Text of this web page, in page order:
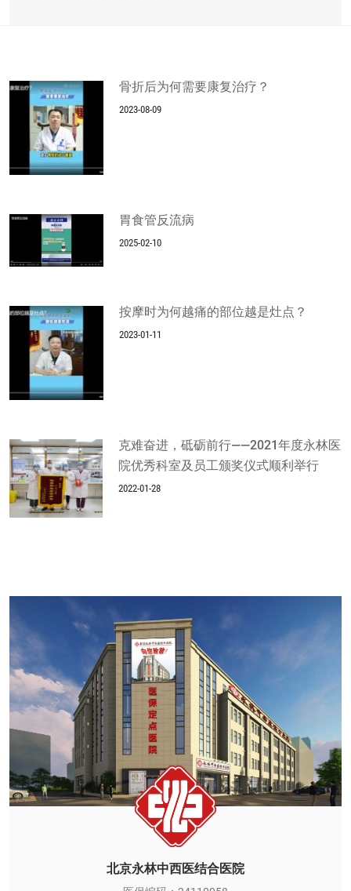
骨折后为何需要康复治疗？
2023-08-09
胃食管反流病
2025-02-10
按摩时为何越痛的部位越是灶点？
2023-01-11
克难奋进，砥砺前行——2021年度永林医
院优秀科室及员工颁奖仪式顺利举行
2022-01-28
北京永林中西医结合医院